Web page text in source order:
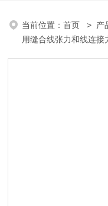
当前位置：首页 > 产
用缝合线张力和线连接